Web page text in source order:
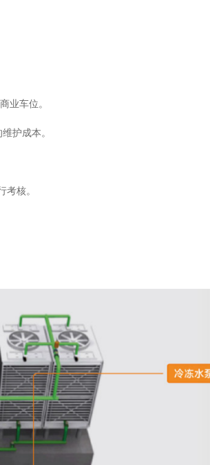
业车位。
护成本。
核。